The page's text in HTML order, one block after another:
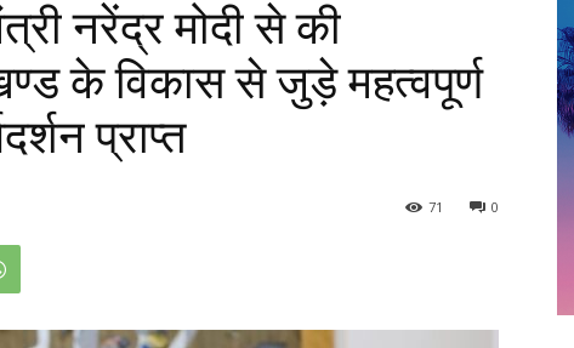
नरेंद्र मोदी से की
के विकास से जुड़े महत्वपूर्ण
प्राप्त
0
71